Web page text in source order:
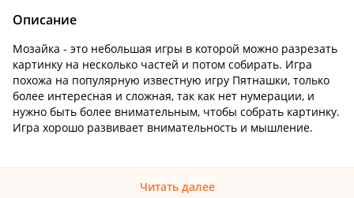
Описание
Мозайка - это небольшая игры в которой можно разрезать
картинку на несколько частей и потом собирать. Игра
похожа на популярную известную игру Пятнашки, только
более интересная и сложная, так как нет нумерации, и
нужно быть более внимательным, чтобы собрать картинку.
Игра хорошо развивает внимательность и мышление.
Читать далее